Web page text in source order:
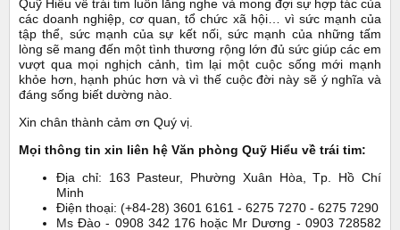
Quỹ Hiểu về trái tim luôn lắng nghe và mong đợi sự hợp tác của
các doanh nghiệp, cơ quan, tổ chức xã hội… vì sức mạnh của
tập thể, sức mạnh của sự kết nối, sức mạnh của những tấm
lòng sẽ mang đến một tình thương rộng lớn đủ sức giúp các em
vượt qua mọi nghịch cảnh, tìm lại một cuộc sống mới mạnh
khỏe hơn, hạnh phúc hơn và vì thế cuộc đời này sẽ ý nghĩa và
đáng sống biết dường nào.
Xin chân thành cảm ơn Quý vị.
Mọi thông tin xin liên hệ Văn phòng Quỹ Hiểu về trái tim:
Địa chỉ: 163 Pasteur, Phường Xuân Hòa, Tp. Hồ Chí
Minh
Điện thoại: (+84-28) 3601 6161 - 6275 7270 - 6275 7290
Ms Đào - 0908 342 176 hoặc Mr Dương - 0903 728582